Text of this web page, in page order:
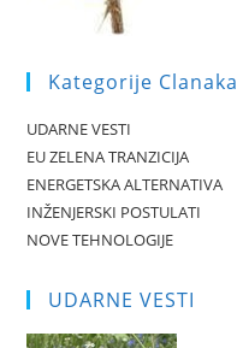
Kategorije Clanaka
UDARNE VESTI
EU ZELENA TRANZICIJA
ENERGETSKA ALTERNATIVA
INŽENJERSKI POSTULATI
NOVE TEHNOLOGIJE
UDARNE VESTI